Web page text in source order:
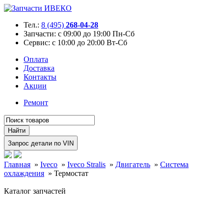
Тел.: 8 (495) 268-04-28
Запчасти: с 09:00 до 19:00 Пн-Сб
Сервис: с 10:00 до 20:00 Вт-Сб
Оплата
Доставка
Контакты
Акции
Ремонт
Главная » Iveco » Iveco Stralis » Двигатель » Система
охлаждения » Термостат
Каталог запчастей